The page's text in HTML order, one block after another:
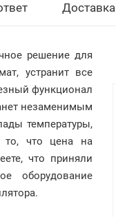
Доставка
решение для
устранит все
функционал
незаменимым
температуры,
то, что цена на
что приняли
оборудование